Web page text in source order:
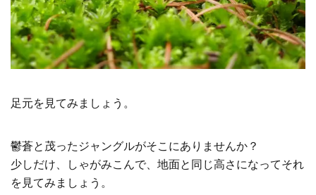
足元を見てみましょう。
鬱蒼と茂ったジャングルがそこにありませんか？
少しだけ、しゃがみこんで、地面と同じ高さになってそれ
を見てみましょう。